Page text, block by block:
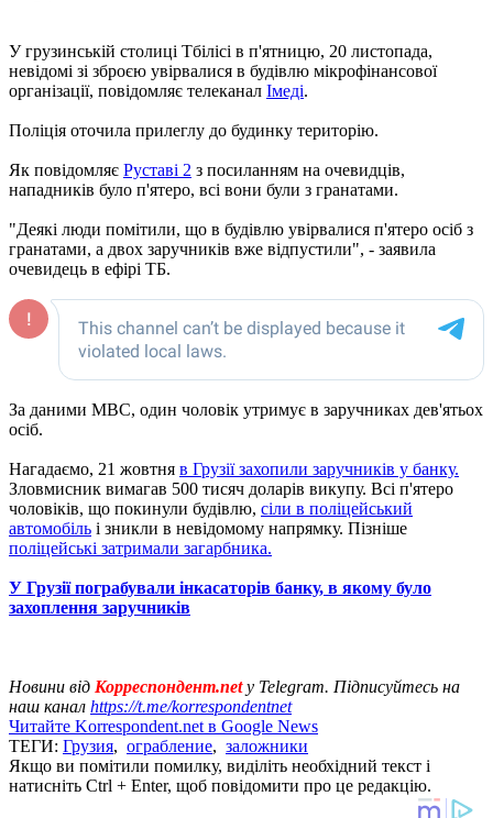
У грузинській столиці Тбілісі в п'ятницю, 20 листопада,
невідомі зі зброєю увірвалися в будівлю мікрофінансової
організації, повідомляє телеканал Імеді.
Поліція оточила прилеглу до будинку територію.
Як повідомляє Руставі 2 з посиланням на очевидців,
нападників було п'ятеро, всі вони були з гранатами.
"Деякі люди помітили, що в будівлю увірвалися п'ятеро осіб з
гранатами, а двох заручників вже відпустили", - заявила
очевидець в ефірі ТБ.
За даними МВС, один чоловік утримує в заручниках дев'ятьох
осіб.
Нагадаємо, 21 жовтня в Грузії захопили заручників у банку.
Зловмисник вимагав 500 тисяч доларів викупу. Всі п'ятеро
чоловіків, що покинули будівлю, сіли в поліцейський
автомобіль і зникли в невідомому напрямку. Пізніше
поліцейські затримали загарбника.
У Грузії пограбували інкасаторів банку, в якому було
захоплення заручників
Новини від Корреспондент.netу Telegram. Підписуйтесь на
наш канал https://t.me/korrespondentnet
Читайте Korrespondent.net в Google News
ТЕГИ: Грузия, ограбление, заложники
Якщо ви помітили помилку, виділіть необхідний текст і
натисніть Ctrl + Enter, щоб повідомити про це редакцію.